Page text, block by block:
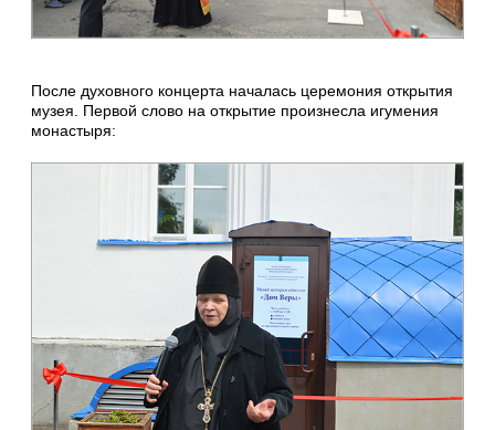
После духовного концерта началась церемония открытия
музея. Первой слово на открытие произнесла игумения
монастыря: